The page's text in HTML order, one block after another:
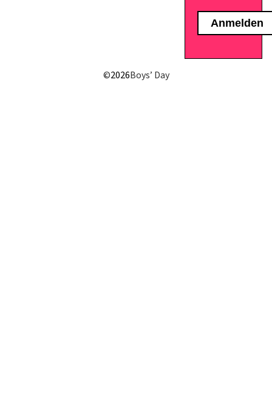
©2026Boys’ Day